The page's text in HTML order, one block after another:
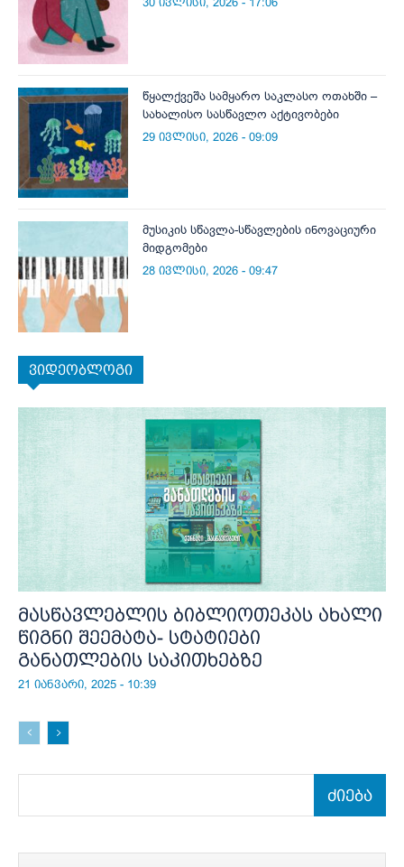
წყალქვეშა სამყარო საკლასო ოთახში –
სახალისო სასწავლო აქტივობები
29 ივლისი, 2026 - 09:09
მუსიკის სწავლა-სწავლების ინოვაციური
მიდგომები
28 ივლისი, 2026 - 09:47
ვიდეობლოგი
მასწავლებლის ბიბლიოთეკას ახალი
წიგნი შეემატა- სტატიები
განათლების საკითხებზე
21 იანვარი, 2025 - 10:39
ძიება